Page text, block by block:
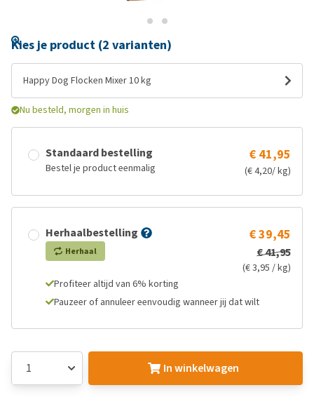
Kies je product (2 varianten)
Happy Dog Flocken Mixer 10 kg
Nu besteld, morgen in huis
Standaard bestelling
Bestel je product eenmalig
€ 41,95
(€ 4,20/ kg)
Herhaalbestelling
Herhaal
€ 39,45
€ 41,95
(€ 3,95 / kg)
Profiteer altijd van 6% korting
Pauzeer of annuleer eenvoudig wanneer jij dat wilt
In winkelwagen